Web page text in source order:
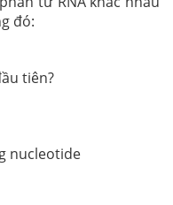
đó:
tiên?
nucleotide